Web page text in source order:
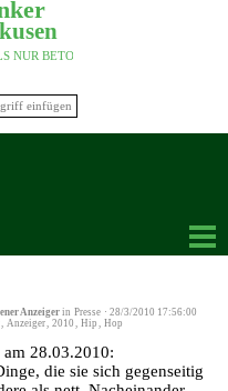
NUR BETON
Anzeiger in Presse · 28/3/2010 17:56:00
, Anzeiger, 2010 , Hip , Hop
28.03.2010:
die sie sich gegenseitig